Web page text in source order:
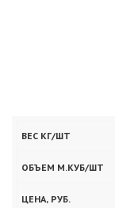
Вес
шт
Объем
шт